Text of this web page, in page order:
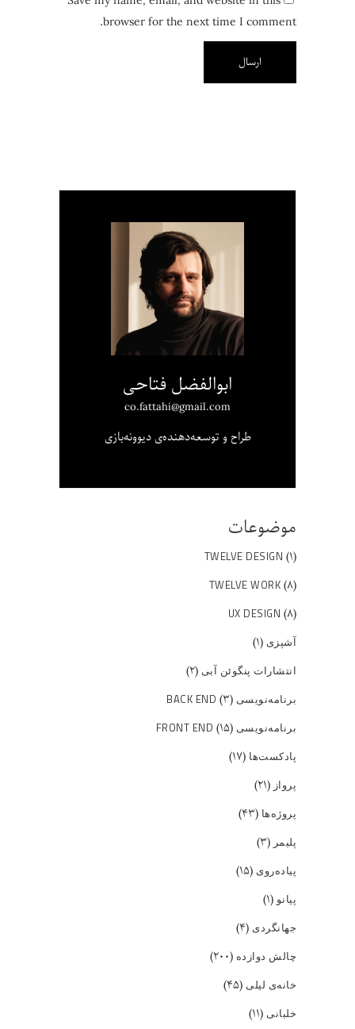
browser for the next time I comment.
ابوالفضل فتاحی
co.fattahi@gmail.com
طراح و توسعه‌دهنده‌ی دیوونه‌بازی
موضوعات
TWELVE DESIGN (۱)
TWELVE WORK (۸)
UX DESIGN (۸)
آشپزی (۱)
انتشارات پنگوئن آبی (۲)
برنامه‌نویسی BACK END (۳)
برنامه‌نویسی FRONT END (۱۵)
پادکست‌ها (۱۷)
پرواز (۲۱)
پروژه‌ها (۴۳)
پلیمر (۳)
پیاده‌روی (۱۵)
پیانو(۱)
جهانگردی (۴)
چالش دوازده (۲۰۰)
خانه‌ی لیلی (۴۵)
خلبانی (۱۱)